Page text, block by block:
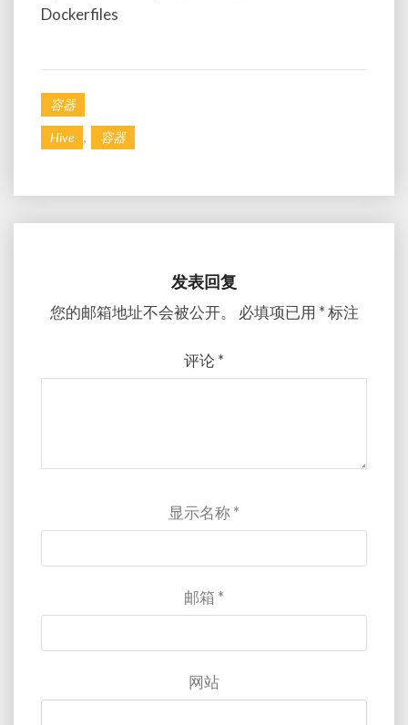
Dockerfiles
容器
Hive 容器
发表回复
您的邮箱地址不会被公开。 必填项已用 *标注
评论 *
显示名称*
邮箱 *
网站